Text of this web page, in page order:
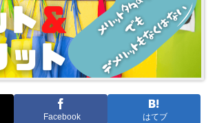
Facebook はてブ